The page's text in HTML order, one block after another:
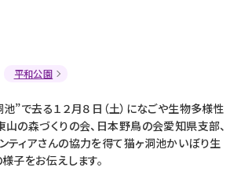
平和公園
”で去る１２月８日（土）になごや生物多様性
の森づくりの会、日本野鳥の会愛知県支部、
ティアさんの協力を得て猫ヶ洞池かいぼり生
子をお伝えします。